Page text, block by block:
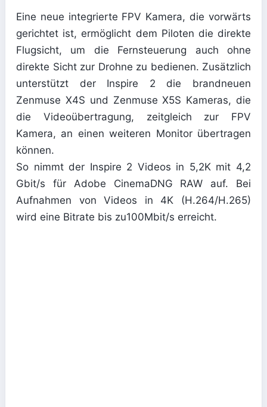
Eine neue integrierte FPV Kamera, die vorwärts
gerichtet ist, ermöglicht dem Piloten die direkte
Flugsicht, um die Fernsteuerung auch ohne
direkte Sicht zur Drohne zu bedienen. Zusätzlich
unterstützt der Inspire 2 die brandneuen
Zenmuse X4S und Zenmuse X5S Kameras, die
die Videoübertragung, zeitgleich zur FPV
Kamera, an einen weiteren Monitor übertragen
können.
So nimmt der Inspire 2 Videos in 5,2K mit 4,2
Gbit/s für Adobe CinemaDNG RAW auf. Bei
Aufnahmen von Videos in 4K (H.264/H.265)
wird eine Bitrate bis zu100Mbit/s erreicht.